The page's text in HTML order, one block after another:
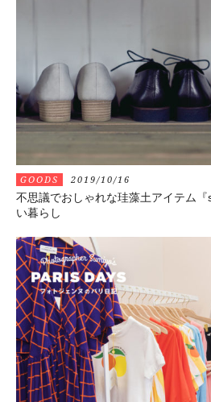
GOODS 2019/10/16
不思議でおしゃれな珪藻土アイテム
い暮らし